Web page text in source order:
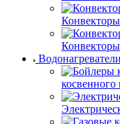
Водонагреватели
косвенного